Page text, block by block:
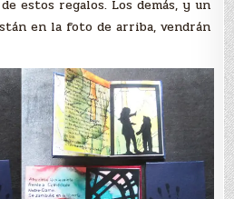
estos regalos. Los demás, y un
en la foto de arriba, vendrán